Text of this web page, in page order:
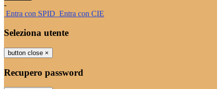
-
Entra con SPID Entra con CIE
Seleziona utente
button close ×
Recupero password